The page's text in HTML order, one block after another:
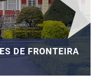
DE FRONTEIRA